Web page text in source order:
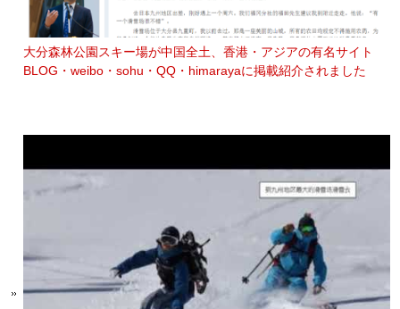
大分森林公園スキー場が中国全土、香港・アジアの有名サイト
BLOG・weibo・sohu・QQ・himarayaに掲載紹介されました